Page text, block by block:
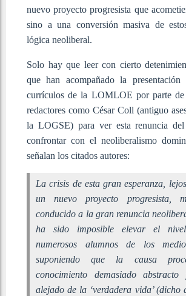
nuevo proyecto progresista que
sino a una conversión masiva de
lógica neoliberal.
Solo hay que leer con cierto
que han acompañado la
currículos de la LOMLOE por parte de
redactores como César Coll (antiguo
la LOGSE) para ver esta renuncia del
confrontar con el neoliberalismo
señalan los citados autores:
La crisis de esta gran esperanza,
un nuevo proyecto progresista,
conducido a la gran renuncia
ha sido imposible elevar el
numerosos alumnos de los
suponiendo que la causa
conocimiento demasiado abstracto
alejado de la ‘verdadera vida’ (dicho